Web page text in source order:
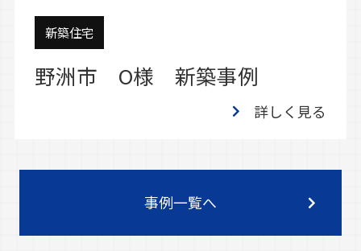
新築住宅
野洲市 O様 新築事例
詳しく見る
事例一覧へ